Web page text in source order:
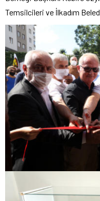
Temsilcileri ve İlkadım